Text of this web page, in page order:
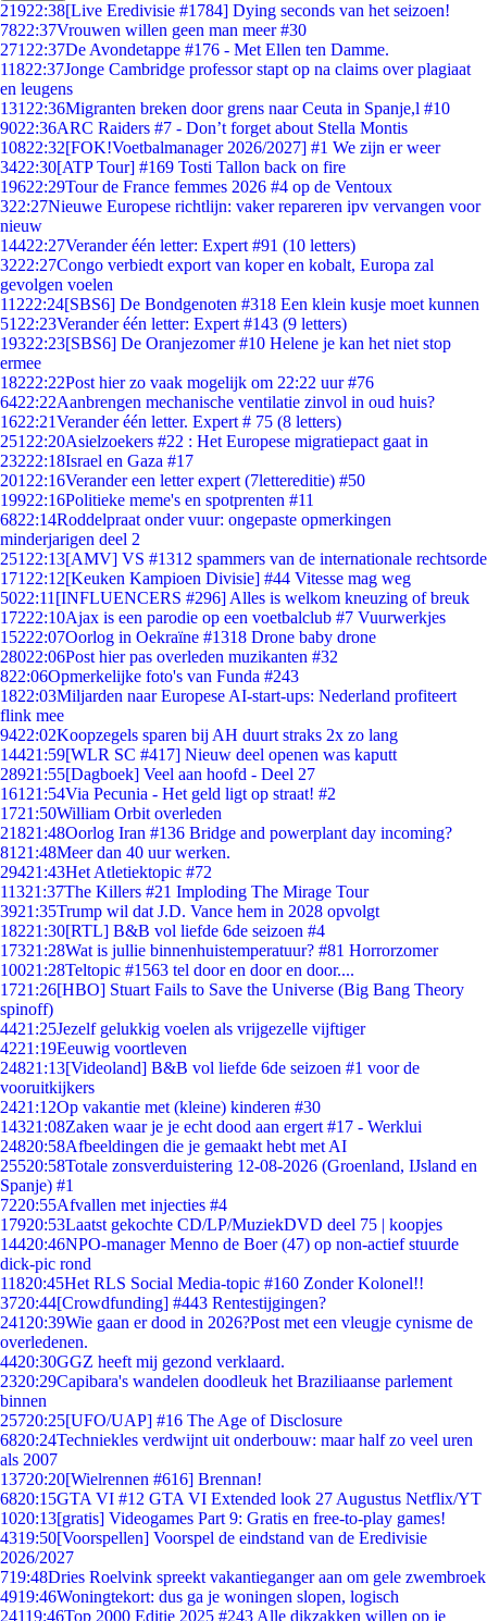
21922:38[Live Eredivisie #1784] Dying seconds van het seizoen!
7822:37Vrouwen willen geen man meer #30
271 22:37De Avondetappe #176 - Met Ellen ten Damme.
11822:37Jonge Cambridge professor stapt op na claims over plagiaat
en leugens
131 22:36Migranten breken door grens naar Ceuta in Spanje,l #10
9022:36ARC Raiders #7 - Don’t forget about Stella Montis
10822:32[FOK!Voetbalmanager 2026/2027] #1 We zijn er weer
3422:30[ATP Tour] #169 Tosti Tallon back on fire
19622:29Tour de France femmes 2026 #4 op de Ventoux
322:27Nieuwe Europese richtlijn: vaker repareren ipv vervangen voor
nieuw
14422:27Verander één letter: Expert #91 (10 letters)
3222:27Congo verbiedt export van koper en kobalt, Europa zal
gevolgen voelen
11222:24[SBS6] De Bondgenoten #318 Een klein kusje moet kunnen
51 22:23Verander één letter: Expert #143 (9 letters)
19322:23[SBS6] De Oranjezomer #10 Helene je kan het niet stop
ermee
18222:22Post hier zo vaak mogelijk om 22:22 uur #76
6422:22Aanbrengen mechanische ventilatie zinvol in oud huis?
1622:21Verander één letter. Expert # 75 (8 letters)
251 22:20Asielzoekers #22 : Het Europese migratiepact gaat in
23222:18Israel en Gaza #17
201 22:16Verander een letter expert (7lettereditie) #50
19922:16Politieke meme's en spotprenten #11
6822:14Roddelpraat onder vuur: ongepaste opmerkingen
minderjarigen deel 2
251 22:13[AMV] VS #1312 spammers van de internationale rechtsorde
171 22:12[Keuken Kampioen Divisie] #44 Vitesse mag weg
5022:11 [INFLUENCERS #296] Alles is welkom kneuzing of breuk
17222:10Ajax is een parodie op een voetbalclub #7 Vuurwerkjes
15222:07Oorlog in Oekraïne #1318 Drone baby drone
28022:06Post hier pas overleden muzikanten #32
822:06Opmerkelijke foto's van Funda #243
1822:03Miljarden naar Europese AI-start-ups: Nederland profiteert
flink mee
9422:02Koopzegels sparen bij AH duurt straks 2x zo lang
14421:59[WLR SC #417] Nieuw deel openen was kaputt
28921:55[Dagboek] Veel aan hoofd - Deel 27
161 21:54Via Pecunia - Het geld ligt op straat! #2
1721:50William Orbit overleden
21821:48Oorlog Iran #136 Bridge and powerplant day incoming?
81 21:48Meer dan 40 uur werken.
29421:43Het Atletiektopic #72
11321:37The Killers #21 Imploding The Mirage Tour
3921:35Trump wil dat J.D. Vance hem in 2028 opvolgt
18221:30[RTL] B&B vol liefde 6de seizoen #4
17321:28Wat is jullie binnenhuistemperatuur? #81 Horrorzomer
10021:28Teltopic #1563 tel door en door en door....
1721:26[HBO] Stuart Fails to Save the Universe (Big Bang Theory
spinoff)
4421:25Jezelf gelukkig voelen als vrijgezelle vijftiger
4221:19Eeuwig voortleven
24821:13[Videoland] B&B vol liefde 6de seizoen #1 voor de
vooruitkijkers
2421:12Op vakantie met (kleine) kinderen #30
14321:08Zaken waar je je echt dood aan ergert #17 - Werklui
24820:58Afbeeldingen die je gemaakt hebt met AI
25520:58Totale zonsverduistering 12-08-2026 (Groenland, IJsland en
Spanje) #1
7220:55Afvallen met injecties #4
17920:53Laatst gekochte CD/LP/MuziekDVD deel 75 | koopjes
14420:46NPO-manager Menno de Boer (47) op non-actief stuurde
dick-pic rond
11820:45Het RLS Social Media-topic #160 Zonder Kolonel!!
3720:44[Crowdfunding] #443 Rentestijgingen?
241 20:39Wie gaan er dood in 2026?Post met een vleugje cynisme de
overledenen.
4420:30GGZ heeft mij gezond verklaard.
2320:29Capibara's wandelen doodleuk het Braziliaanse parlement
binnen
25720:25[UFO/UAP] #16 The Age of Disclosure
6820:24Techniekles verdwijnt uit onderbouw: maar half zo veel uren
als 2007
13720:20[Wielrennen #616] Brennan!
6820:15GTA VI #12 GTA VI Extended look 27 Augustus Netflix/YT
1020:13[gratis] Videogames Part 9: Gratis en free-to-play games!
4319:50[Voorspellen] Voorspel de eindstand van de Eredivisie
2026/2027
719:48Dries Roelvink spreekt vakantieganger aan om gele zwembroek
4919:46Woningtekort: dus ga je woningen slopen, logisch
24119:46Top 2000 Editie 2025 #243 Alle dikzakken willen op je